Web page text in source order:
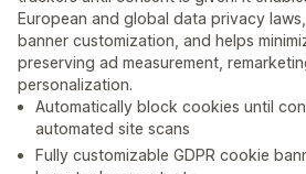
European and global data privacy
banner customization, and helps
preserving ad measurement,
personalization.
Automatically block cookies until
automated site scans
Fully customizable GDPR cookie